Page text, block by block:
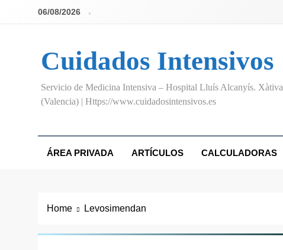
06/08/2026
Cuidados Intensivos
Servicio de Medicina Intensiva – Hospital Lluís Alcanyís. Xàtiva
(Valencia) | Https://www.cuidadosintensivos.es
ÁREA PRIVADA ARTÍCULOS CALCULADORAS
Home Levosimendan